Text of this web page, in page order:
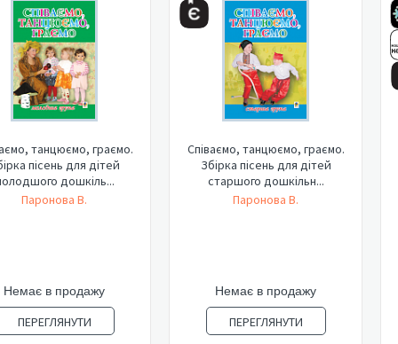
танцюємо, граємо.
пісень для дітей
дошкіль...
Паронова В.
Немає в продажу
ПЕРЕГЛЯНУТИ
Співаємо, танцюємо, граємо.
Збірка пісень для дітей
старшого дошкільн...
Паронова В.
Немає в продажу
ПЕРЕГЛЯНУТИ